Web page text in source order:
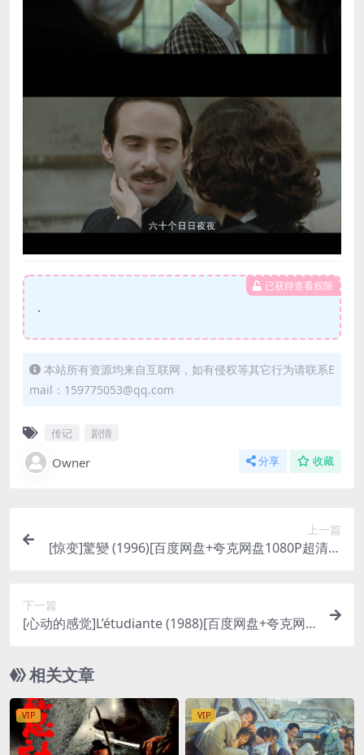
已获得查看权限
.
本站所有资源均来自互联网，如有侵权等其它行为请联系E
mail：159775053@qq.com
传记 剧情
Owner 分享 收藏
上一篇
[惊变]驚變 (1996)[百度网盘+夸克网盘1080P超清未
下一篇
[心动的感觉]L’étudiante (1988)[百度网盘+夸克网
4/6.8GB][中文字幕]
相关文章
VIP VIP